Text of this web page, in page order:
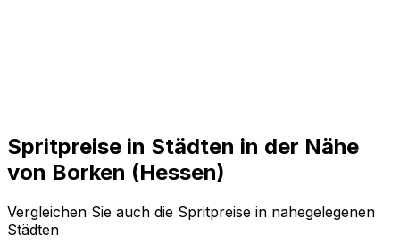
Spritpreise in Städten in der Nähe
von Borken (Hessen)
Vergleichen Sie auch die Spritpreise in nahegelegenen
Städten